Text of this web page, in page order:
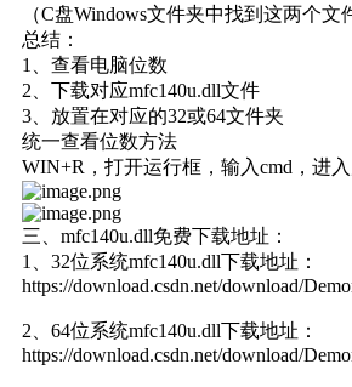
（C盘Windows文件夹中找到这两个文
总结：
1、查看电脑位数
2、下载对应mfc140u.dll文件
3、放置在对应的32或64文件夹
统一查看位数方法
WIN+R，打开运行框，输入cmd，进
三、mfc140u.dll免费下载地址：
1、32位系统mfc140u.dll下载地址：
https://download.csdn.net/download/
2、64位系统mfc140u.dll下载地址：
https://download.csdn.net/download/